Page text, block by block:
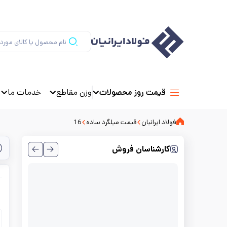
قیمت روز محصولات وزن مقاطع خدمات ما
فولاد ایرانیان قیمت میلگرد ساده 16
کارشناسان فروش